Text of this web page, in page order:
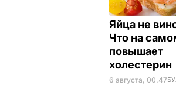
Яйца не
Что на
повышает
холестерин
6 августа, 00.47